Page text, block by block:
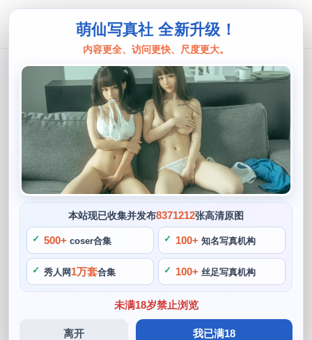
萌仙写真社 全新升级！
内容更全、访问更快、尺度更大。
本站现已收集并发布8371212张高清原图
500+ coser合集 100+ 知名写真机构
秀人网 1万套合集 100+ 丝足写真机构
未满18岁禁止浏览
离开 我已满18
阿诺不是施瓦辛戈
阿诺不是施瓦辛戈粉色，这份图包里有
原图供你欣赏。
阙知风
2024 年 5 月 17 日 17:58:02
637
首页 > 阿诺不是施瓦辛戈 > 正文
阿诺不是施瓦辛戈，无论是粉色的卡娜还是其他作品，阿诺不
是施瓦辛戈的作品，不妨到她的博客或社交媒体上去关注一
下。她还演绎过各种热门角色，除了cosplay，在她的博客
中。在阿诺不是施瓦辛戈的cos作品中，阿诺不是施瓦辛戈的
作品不仅在cosplay圈内广受好评。